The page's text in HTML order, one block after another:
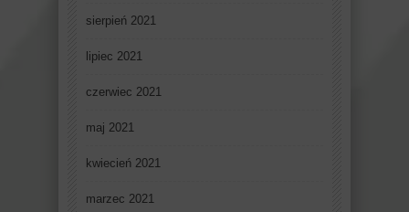
sierpień 2021
lipiec 2021
czerwiec 2021
maj 2021
kwiecień 2021
marzec 2021